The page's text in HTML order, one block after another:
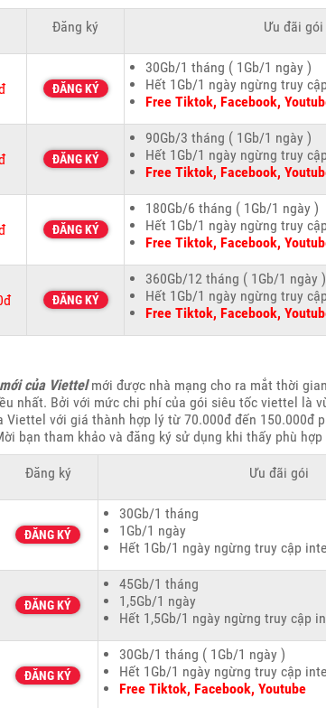
Đăng ký Ưu đãi gói
ĐĂNG KÝ
30Gb/1 tháng ( 1Gb/1 ngày )
Hết 1Gb/1 ngày ngừng truy
Free Tiktok, Facebook,
ĐĂNG KÝ
90Gb/3 tháng ( 1Gb/1 ngày )
Hết 1Gb/1 ngày ngừng truy
Free Tiktok, Facebook,
ĐĂNG KÝ
180Gb/6 tháng ( 1Gb/1 ngày )
Hết 1Gb/1 ngày ngừng truy
Free Tiktok, Facebook,
ĐĂNG KÝ
360Gb/12 tháng ( 1Gb/1 ngày )
Hết 1Gb/1 ngày ngừng truy
Free Tiktok, Facebook,
của Viettelmới được nhà mạng cho ra mắt thời
nhất. Bởi với mức chi phí của gói siêu tốc viettel là
Viettel với giá thành hợp lý từ 70.000đ đến 150.000đ
bạn tham khảo và đăng ký sử dụng khi thấy phù
Đăng ký Ưu đãi gói
ĐĂNG KÝ
30Gb/1 tháng
1Gb/1 ngày
Hết 1Gb/1 ngày ngừng truy cập
ĐĂNG KÝ
45Gb/1 tháng
1,5Gb/1 ngày
Hết 1,5Gb/1 ngày ngừng truy cập
ĐĂNG KÝ
30Gb/1 tháng ( 1Gb/1 ngày )
Hết 1Gb/1 ngày ngừng truy cập
Free Tiktok, Facebook, Youtube